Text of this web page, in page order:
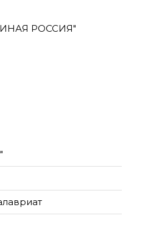
РОССИЯ"